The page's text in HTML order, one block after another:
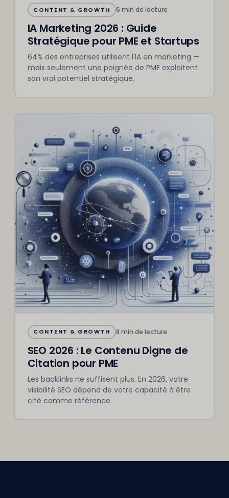
CONTENT & GROWTH 6 min de lecture
IA Marketing 2026 : Guide
Stratégique pour PME et Startups
64% des entreprises utilisent l'IA en marketing —
mais seulement une poignée de PME exploitent
son vrai potentiel stratégique.
CONTENT & GROWTH 8 min de lecture
SEO 2026 : Le Contenu Digne de
Citation pour PME
Les backlinks ne suffisent plus. En 2026, votre
visibilité SEO dépend de votre capacité à être
cité comme référence.